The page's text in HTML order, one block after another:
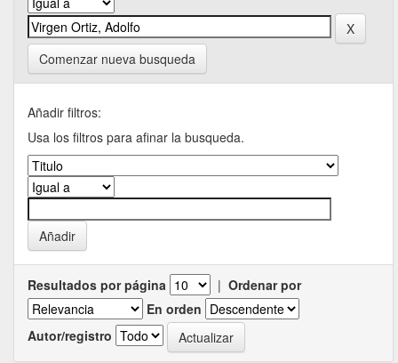
Comenzar nueva busqueda
Añadir filtros:
Usa los filtros para afinar la busqueda.
Resultados por página | Ordenar por
En orden
Autor/registro